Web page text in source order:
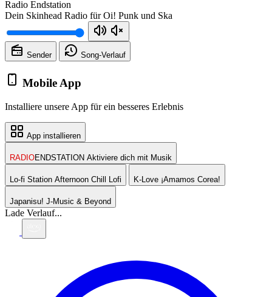
Radio Endstation
Dein Skinhead Radio für Oi! Punk und Ska
Sender Song-Verlauf
Mobile App
Installiere unsere App für ein besseres Erlebnis
App installieren
RADIOENDSTATION Aktiviere dich mit Musik
Lo-fi Station Afternoon Chill Lofi K-Love ¡Amamos Corea!
Japanisu! J-Music & Beyond
Lade Verlauf...